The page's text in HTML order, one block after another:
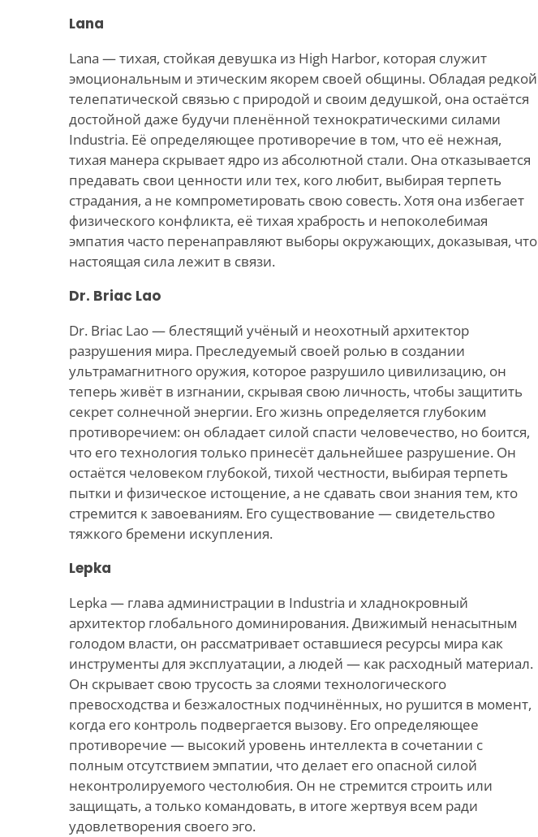
Lana
Lana — тихая, стойкая девушка из High Harbor, которая служит
эмоциональным и этическим якорем своей общины. Обладая редкой
телепатической связью с природой и своим дедушкой, она остаётся
достойной даже будучи пленённой технократическими силами
Industria. Её определяющее противоречие в том, что её нежная,
тихая манера скрывает ядро из абсолютной стали. Она отказывается
предавать свои ценности или тех, кого любит, выбирая терпеть
страдания, а не компрометировать свою совесть. Хотя она избегает
физического конфликта, её тихая храбрость и непоколебимая
эмпатия часто перенаправляют выборы окружающих, доказывая, что
настоящая сила лежит в связи.
Dr. Briac Lao
Dr. Briac Lao — блестящий учёный и неохотный архитектор
разрушения мира. Преследуемый своей ролью в создании
ультрамагнитного оружия, которое разрушило цивилизацию, он
теперь живёт в изгнании, скрывая свою личность, чтобы защитить
секрет солнечной энергии. Его жизнь определяется глубоким
противоречием: он обладает силой спасти человечество, но боится,
что его технология только принесёт дальнейшее разрушение. Он
остаётся человеком глубокой, тихой честности, выбирая терпеть
пытки и физическое истощение, а не сдавать свои знания тем, кто
стремится к завоеваниям. Его существование — свидетельство
тяжкого бремени искупления.
Lepka
Lepka — глава администрации в Industria и хладнокровный
архитектор глобального доминирования. Движимый ненасытным
голодом власти, он рассматривает оставшиеся ресурсы мира как
инструменты для эксплуатации, а людей — как расходный материал.
Он скрывает свою трусость за слоями технологического
превосходства и безжалостных подчинённых, но рушится в момент,
когда его контроль подвергается вызову. Его определяющее
противоречие — высокий уровень интеллекта в сочетании с
полным отсутствием эмпатии, что делает его опасной силой
неконтролируемого честолюбия. Он не стремится строить или
защищать, а только командовать, в итоге жертвуя всем ради
удовлетворения своего эго.